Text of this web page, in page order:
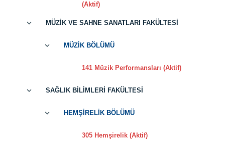
(Aktif)
MÜZİK VE SAHNE SANATLARI FAKÜLTESİ
MÜZİK BÖLÜMÜ
141 Müzik Performansları (Aktif)
SAĞLIK BİLİMLERİ FAKÜLTESİ
HEMŞİRELİK BÖLÜMÜ
305 Hemşirelik (Aktif)